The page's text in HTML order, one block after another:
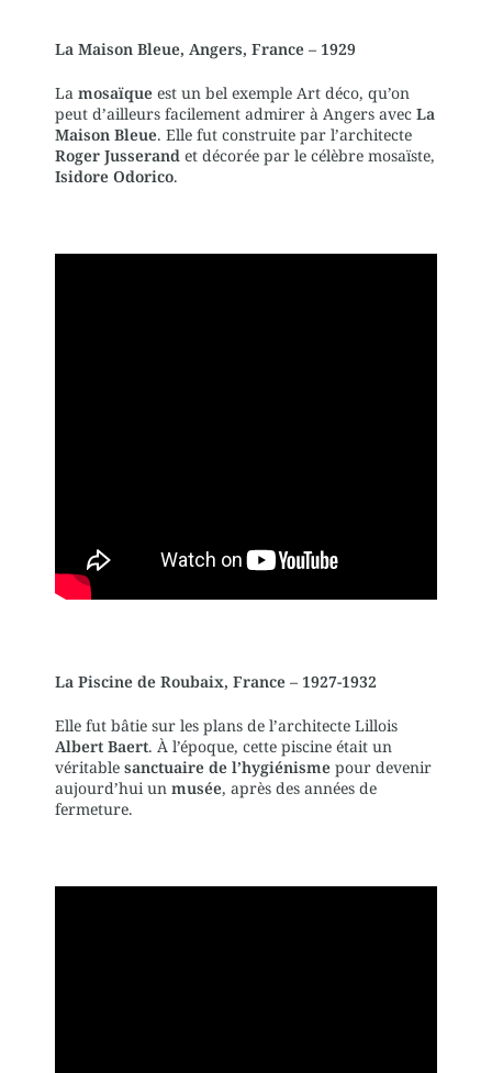
La Maison Bleue, Angers, France – 1929
La mosaïque est un bel exemple Art déco, qu’on
peut d’ailleurs facilement admirer à Angers avec La
Maison Bleue. Elle fut construite par l’architecte
Roger Jusserand et décorée par le célèbre mosaïste,
Isidore Odorico.
La Piscine de Roubaix, France – 1927-1932
Elle fut bâtie sur les plans de l’architecte Lillois
Albert Baert. À l’époque, cette piscine était un
véritable sanctuaire de l’hygiénisme pour devenir
aujourd’hui un musée, après des années de
fermeture.